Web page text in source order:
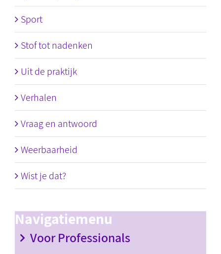
Sport
Stof tot nadenken
Uit de praktijk
Verhalen
Vraag en antwoord
Weerbaarheid
Wist je dat?
Navigatiemenu
Voor Professionals